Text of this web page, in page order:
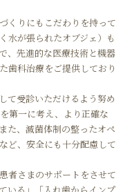
くりにもこだわりを持って
水が張られたオブジェ）も
、先進的な医療技術と機器
歯科治療をご提供しており
て受診いただけるよう努め
第一に考え、より正確な
た、滅菌体制の整ったオペ
ど、安全にも十分配慮して
者さまのサポートをさせて
いる」「入れ歯からインプ